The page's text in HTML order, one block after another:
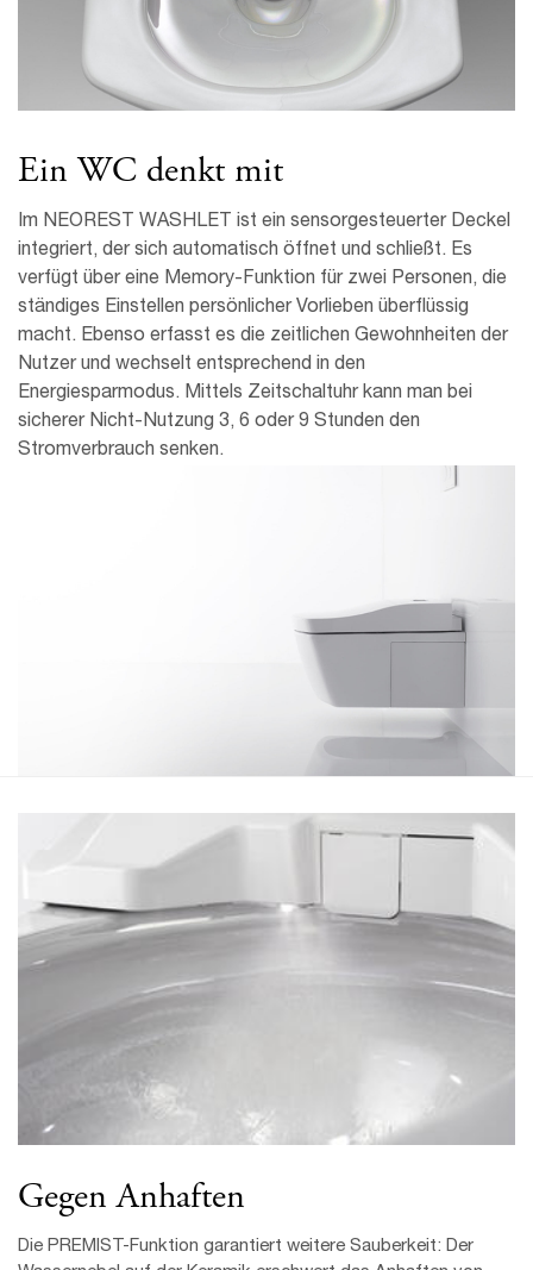
Ein WC denkt mit
Im NEOREST WASHLET ist ein sensorgesteuerter Deckel
integriert, der sich automatisch öffnet und schließt. Es
verfügt über eine Memory-Funktion für zwei Personen, die
ständiges Einstellen persönlicher Vorlieben überflüssig
macht. Ebenso erfasst es die zeitlichen Gewohnheiten der
Nutzer und wechselt entsprechend in den
Energiesparmodus. Mittels Zeitschaltuhr kann man bei
sicherer Nicht-Nutzung 3, 6 oder 9 Stunden den
Stromverbrauch senken.
Gegen Anhaften
Die PREMIST-Funktion garantiert weitere Sauberkeit: Der